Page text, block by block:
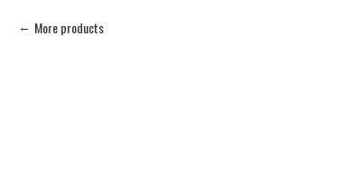
More products